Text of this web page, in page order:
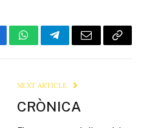
WhatsAppTelegramEmail Copy
NEXT ARTICLE
CRÒNICA